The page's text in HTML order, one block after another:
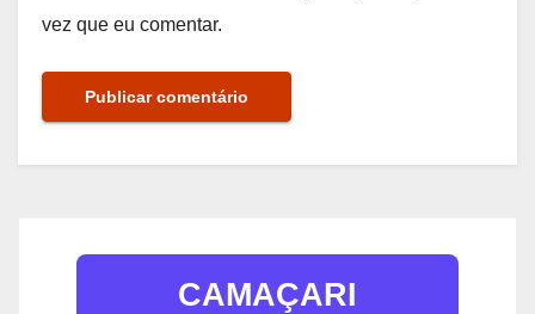
vez que eu comentar.
CAMAÇARI